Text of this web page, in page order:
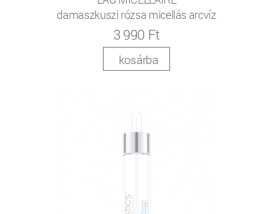
damaszkuszi rózsa micellás arcvíz
3 990 Ft
kosárba